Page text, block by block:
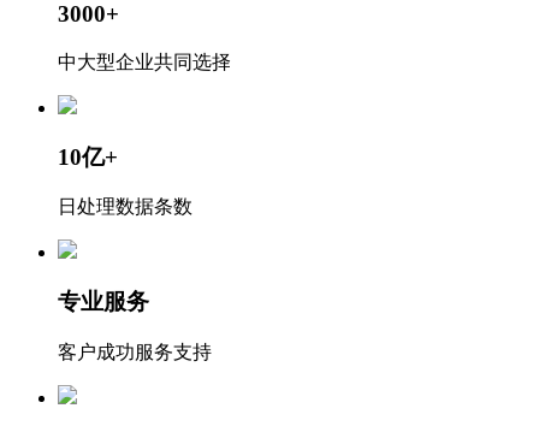
3000+
中大型企业共同选择
10亿+
日处理数据条数
专业服务
客户成功服务支持